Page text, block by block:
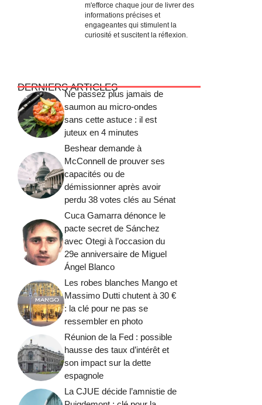
m'efforce chaque jour de livrer des
informations précises et
engageantes qui stimulent la
curiosité et suscitent la réflexion.
DERNIERS ARTICLES
Ne passez plus jamais de
saumon au micro-ondes
sans cette astuce : il est
juteux en 4 minutes
Beshear demande à
McConnell de prouver ses
capacités ou de
démissionner après avoir
perdu 38 votes clés au Sénat
Cuca Gamarra dénonce le
pacte secret de Sánchez
avec Otegi à l’occasion du
29e anniversaire de Miguel
Ángel Blanco
Les robes blanches Mango et
Massimo Dutti chutent à 30 €
: la clé pour ne pas se
ressembler en photo
Réunion de la Fed : possible
hausse des taux d’intérêt et
son impact sur la dette
espagnole
La CJUE décide l’amnistie de